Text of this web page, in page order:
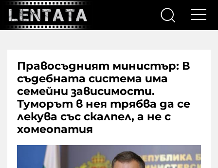
Правосъдният министър: В
съдебната система има
семейни зависимости.
Туморът в нея трябва да се
лекува със скалпел, а не с
хомеопатия